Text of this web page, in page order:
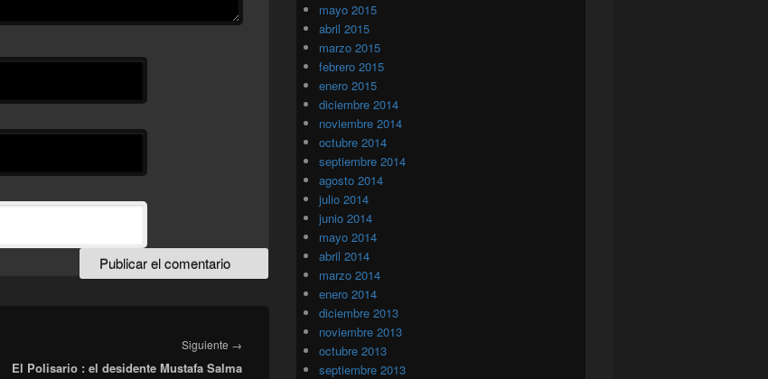
Siguiente →
siguiente:
El Polisario : el desidente Mustafa Salma
mayo 2015
abril 2015
marzo 2015
febrero 2015
enero 2015
diciembre 2014
noviembre 2014
octubre 2014
septiembre 2014
agosto 2014
julio 2014
junio 2014
mayo 2014
abril 2014
marzo 2014
enero 2014
diciembre 2013
noviembre 2013
octubre 2013
septiembre 2013